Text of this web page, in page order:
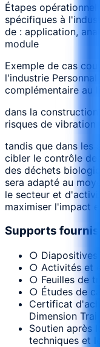
Étapes
spécifiques à
de : application,
module
Exemple de cas
l'industrie
complémentaire au
dans la
risques de vibration
tandis que dans les
cibler le contrôle
des déchets
sera adapté au
le secteur et
maximiser l'impact
Supports fournis
○ Diapositives
○ Activités et
○ Feuilles de
○ Études de
Certificat
Dimension
Soutien après
techniques et